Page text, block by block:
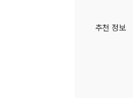
추천 정보